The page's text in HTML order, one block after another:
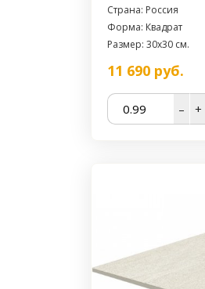
Страна: Россия
Форма: Квадрат
Размер: 30x30 см.
11 690 руб.
– +